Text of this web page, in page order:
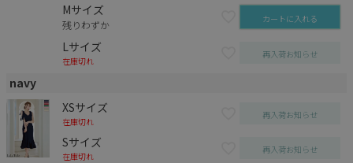
Mサイズ
残りわずか カートに入れる
Lサイズ
在庫切れ
再入荷お知らせ
navy
XSサイズ
在庫切れ
再入荷お知らせ
Sサイズ
在庫切れ
再入荷お知らせ